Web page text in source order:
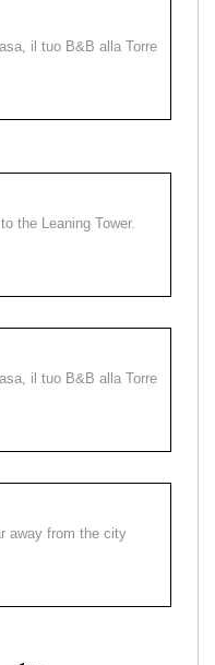
il tuo B&B alla Torre
the Leaning Tower.
il tuo B&B alla Torre
away from the city